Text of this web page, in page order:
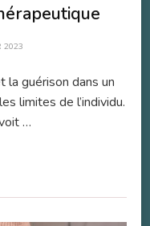
2023
la guérison dans un
limites de l’individu.
…